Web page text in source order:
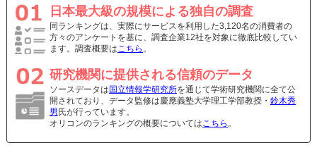
日本最大級の規模による独自の調査
同ランキングは、実際にサービスを利用した3,120名の消費者の
方々のアンケートを基に、調査企業12社を対象に徹底比較してい
ます。調査概要はこちら 。
研究機関に提供される信頼のデータ
ソースデータは 国立情報学研究所を通じて学術研究機関に全て公
開されており、データ監修は慶應義塾大学理工学部教授・ 鈴木秀
男 氏が行っています。
オリコンのランキングの概要についてはこちら 。